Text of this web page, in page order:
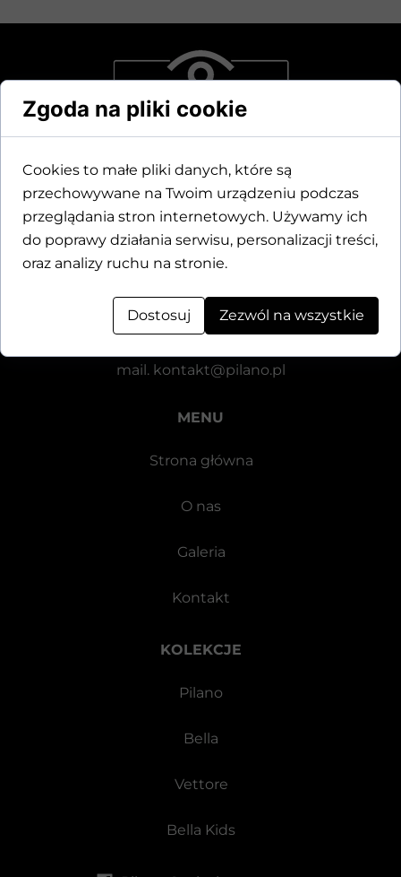
KOLEKCJE
Pilano
Bella
Vettore
Bella Kids
MENU
Strona główna
O nas
Galeria
Kontakt
Dane kontaktowe
Motylewska 24
tel.+48 571 521 126
mail. kontakt@pilano.pl
Zgoda na pliki cookie
Cookies to małe pliki danych, które są
przechowywane na Twoim urządzeniu podczas
przeglądania stron internetowych. Używamy ich
do poprawy działania serwisu, personalizacji treści,
oraz analizy ruchu na stronie.
Dostosuj Zezwól na wszystkie